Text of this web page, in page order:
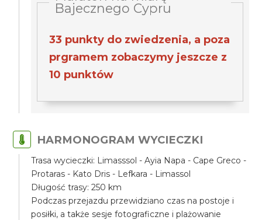
Bajecznego Cypru
33 punkty do zwiedzenia, a poza
prgramem zobaczymy jeszcze z
10 punktów
HARMONOGRAM WYCIECZKI
Trasa wycieczki: Limasssol - Ayia Napa - Cape Greco -
Protaras - Kato Dris - Lefkara - Limassol
Długość trasy: 250 km
Podczas przejazdu przewidziano czas na postoje i
posiłki, a także sesje fotograficzne i plażowanie